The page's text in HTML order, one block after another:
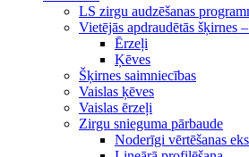
LS zirgu audzēšanas
Vietējās apdraudētās šķirnes
Ērzeļi
Ķēves
Šķirnes saimniecības
Vaislas ķēves
Vaislas ērzeļi
Zirgu snieguma pārbaude
Noderīgi vērtēšanas